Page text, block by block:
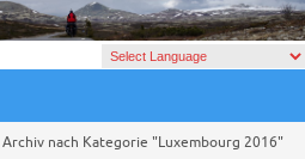
Archiv nach Kategorie "Luxembourg 2016"